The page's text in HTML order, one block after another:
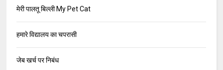
मेरी पालतू बिल्ली My Pet Cat
हमारे विद्यालय का चपरासी
जेब खर्च पर निबंध